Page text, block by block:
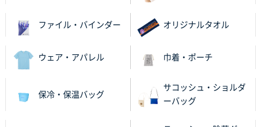
2025年11月28日 15:13
他部署のスタッフからの指示
A4箔押し名入れクリアファイル
ファイル・バインダー オリジナルタオル
ウェア・アパレル 巾着・ポーチ
保冷・保温バッグ
サコッシュ・ショルダ
ーバッグ